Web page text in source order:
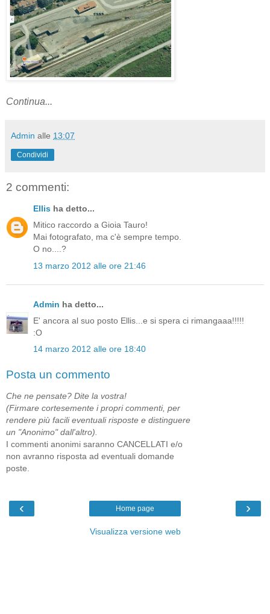
Continua...
Admin alle 13:07
Condividi
2 commenti:
Ellis ha detto...
Mitico raccordo a Gioia Tauro!
Mai fotografato, ma c'è sempre tempo.
O no....?
13 marzo 2012 alle ore 21:46
Admin ha detto...
E' ancora al suo posto Ellis...e si spera ci rimangaaa!!!!!
:O
14 marzo 2012 alle ore 18:40
Posta un commento
Che ne pensate? Dite la vostra!
(Firmare cortesemente i propri commenti, per
rendere più facili eventuali risposte e distinguere
un "Anonimo" dall'altro).
I commenti anonimi saranno CANCELLATI e/o
non avranno risposta ad eventuali domande
poste.
‹ ›
Home page
Visualizza versione web